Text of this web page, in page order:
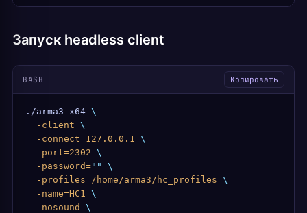
Запуск headless client
BASH Копировать
./arma3_x64 \
  -client
\
  -connect=127.0.0.1
\
  -port=2302
\
  -password=
""
\
  -profiles=/home/arma3/hc_profiles
\
  -name=HC1
\
  -nosound
\